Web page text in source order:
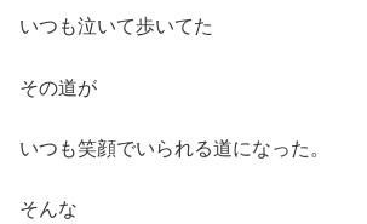
いつも泣いて歩いてた
その道が
いつも笑顔でいられる道になった。
そんな